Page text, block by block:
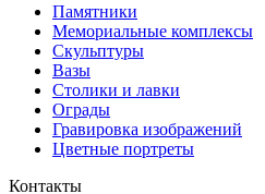
Памятники
Мемориальные комплексы
Скульптуры
Вазы
Столики и лавки
Ограды
Гравировка изображений
Цветные портреты
Контакты